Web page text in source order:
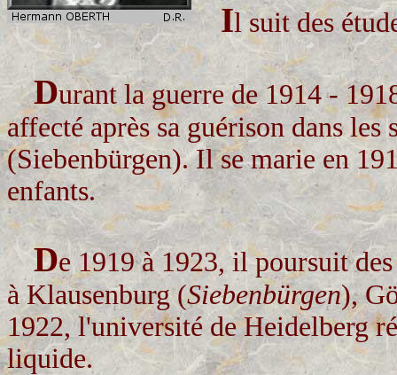
Il suit des
Durant la guerre de 1914 -
affecté après sa guérison dans les
(Siebenbürgen). Il se marie en
enfants.
De 1919 à 1923, il poursuit
à Klausenburg (Siebenbürgen),
1922, l'université de Heidelberg
liquide.